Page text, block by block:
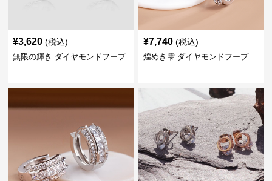
¥3,620 (税込)
無限の輝き ダイヤモンドフープ
¥7,740 (税込)
煌めき雫 ダイヤモンドフープ